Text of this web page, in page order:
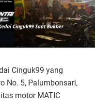
Cinguk99 yang
No. 5, Palumbonsari,
motor MATIC